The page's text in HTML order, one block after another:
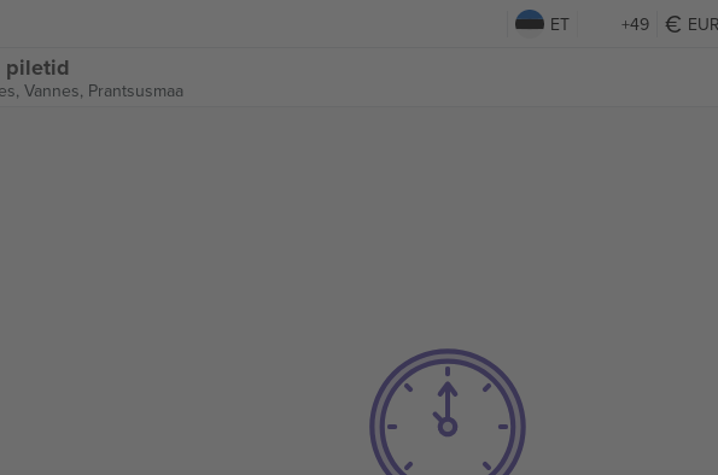
ET +49
piletid
Vannes, Prantsusmaa